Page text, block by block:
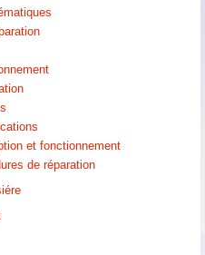
et fonctionnement
de réparation